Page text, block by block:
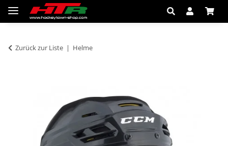
Zurück zur Liste Helme